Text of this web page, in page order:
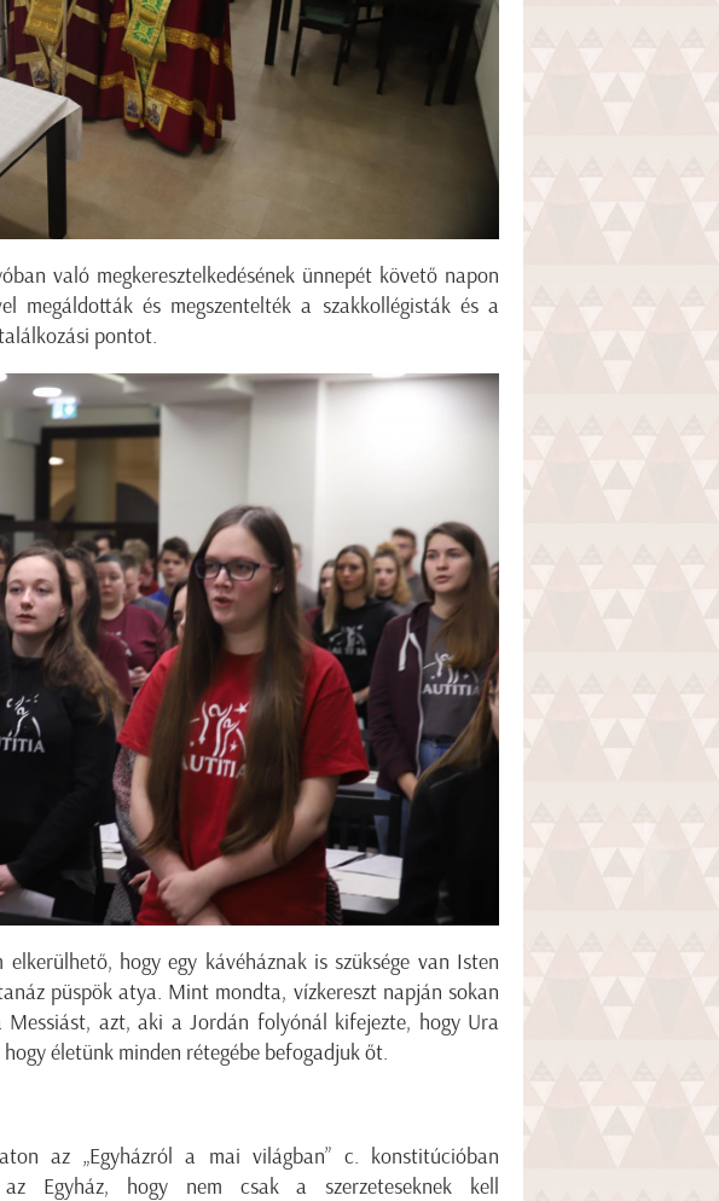
való megkeresztelkedésének ünnepét követő napon
megáldották és megszentelték a szakkollégisták és a
pontot.
hogy egy kávéháznak is szüksége van Isten
püspök atya. Mint mondta, vízkereszt napján sokan
azt, aki a Jordán folyónál kifejezte, hogy Ura
életünk minden rétegébe befogadjuk őt.
az „Egyházról a mai világban” c. konstitúcióban
az Egyház, hogy nem csak a szerzeteseknek kell